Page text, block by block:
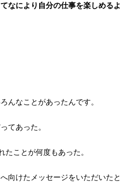
なにより自分の仕事を楽しめるよ
んなことがあったんです。
てあった。
ことが何度もあった。
向けたメッセージをいただいたと